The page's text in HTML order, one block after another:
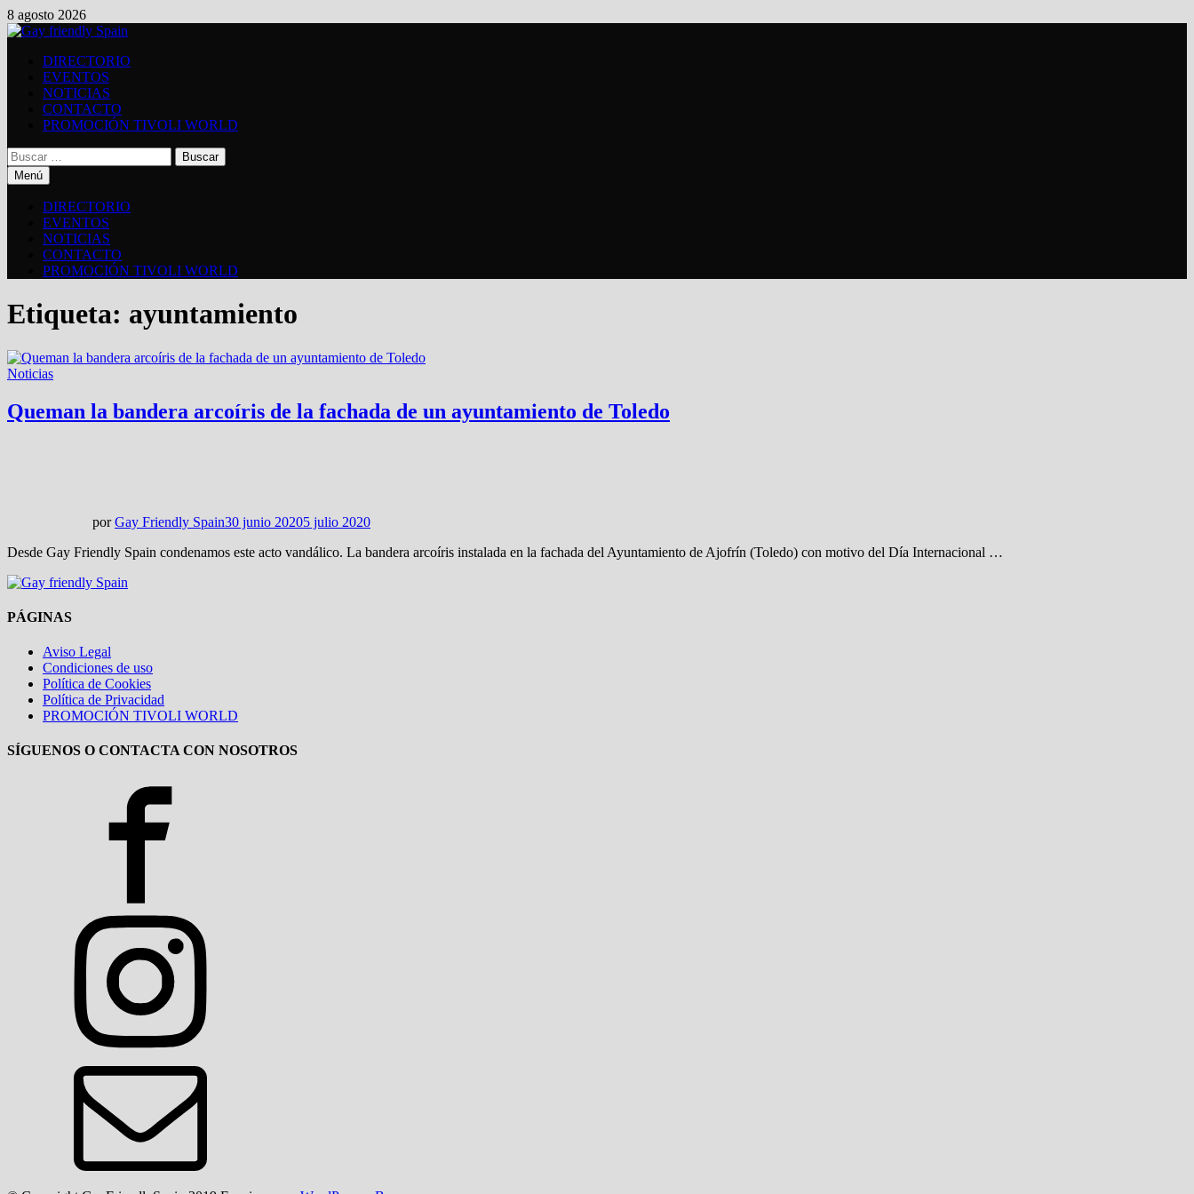
8 agosto 2026
DIRECTORIO
EVENTOS
NOTICIAS
CONTACTO
PROMOCIÓN TIVOLI WORLD
Menú
DIRECTORIO
EVENTOS
NOTICIAS
CONTACTO
PROMOCIÓN TIVOLI WORLD
Etiqueta: ayuntamiento
Noticias
Queman la bandera arcoíris de la fachada de un ayuntamiento de Toledo
porGay Friendly Spain30 junio 20205 julio 2020
Desde Gay Friendly Spain condenamos este acto vandálico. La bandera arcoíris instalada en la fachada del Ayuntamiento de Ajofrín (Toledo) con motivo del Día Internacional …
PÁGINAS
Aviso Legal
Condiciones de uso
Política de Cookies
Política de Privacidad
PROMOCIÓN TIVOLI WORLD
SÍGUENOS O CONTACTA CON NOSOTROS